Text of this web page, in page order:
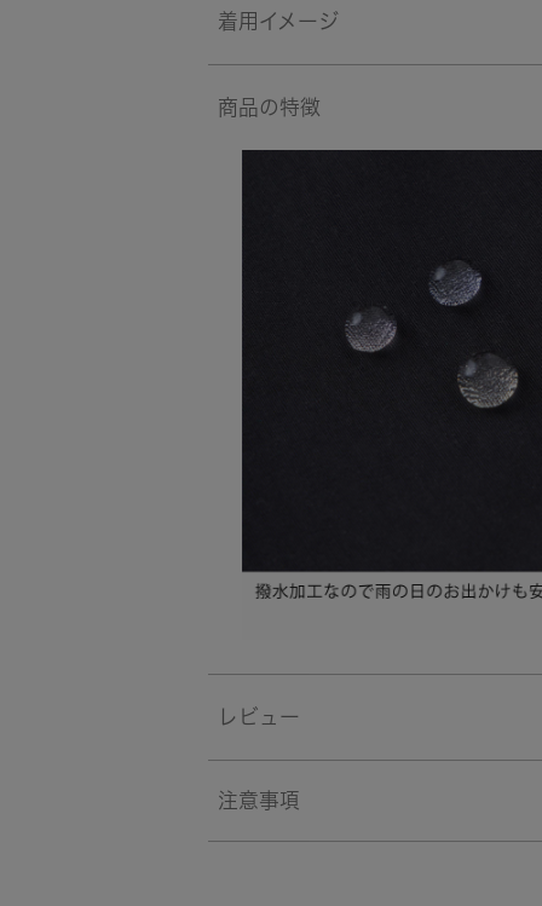
着用イメージ
商品の特徴
レビュー
注意事項